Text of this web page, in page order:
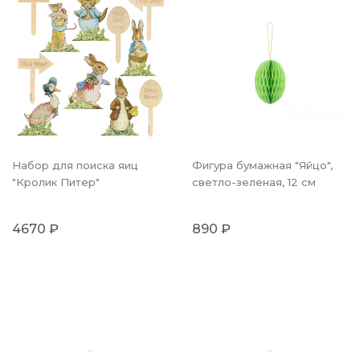
Набор для поиска яиц
"Кролик Питер"
4670 ₽
Фигура бумажная "Яйцо",
светло-зеленая, 12 см
890 ₽